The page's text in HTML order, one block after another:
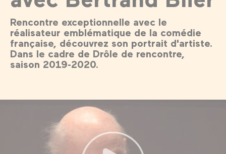
Rencontre exceptionnelle avec le
réalisateur emblématique de la comédie
française, découvrez son portrait d'artiste.
Dans le cadre de Drôle de rencontre,
saison 2019-2020.